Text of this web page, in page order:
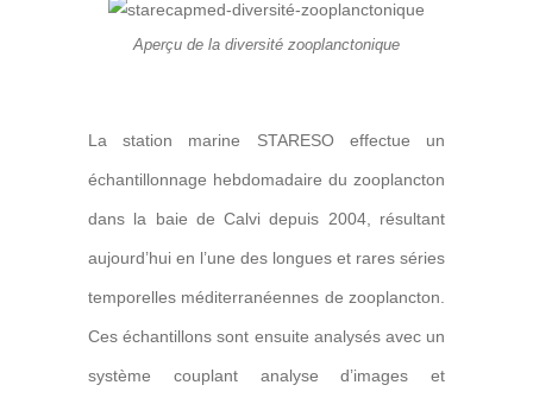
Aperçu de la diversité zooplanctonique
La station marine STARESO effectue un
échantillonnage hebdomadaire du zooplancton
dans la baie de Calvi depuis 2004, résultant
aujourd’hui en l’une des longues et rares séries
temporelles méditerranéennes de zooplancton.
Ces échantillons sont ensuite analysés avec un
système couplant analyse d’images et